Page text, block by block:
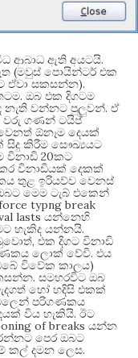
ආබාධ ඇති අයටයි.
(මවුස් පොයින්ටර් එක
ඒවා සකසන්න).
. ඔබ එක දිගටම
නැති වන්නට පුලුවන්. ඒ
වරු ගණන් ටයිප්
ඕනෑම දෙයක්
සිදු කිරීම සෞඛ්‍යයට
විනාඩි 20කට
විනාඩියක් දෙකක්
තුළ ඉරියව්ව වෙනස්
මෙම ටැබ් එකෙන්
typng break
lasts යන්නෙහි
හැකිද යන්නයි.
, එක දිගට විනාඩි
ලොක් වේවි. එය
විවේක කාලය)
. සමහරවිට ඔබ
හෝ හදිසි එකක්
පරිගණකය
විය හැකියි. ඊට
of breaks යන්න
පෙර ඔබට
කල් දමන ලෙස.